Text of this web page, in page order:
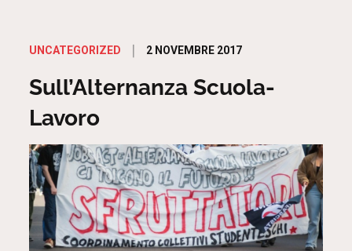
UNCATEGORIZED
Posted
2 NOVEMBRE 2017
Sull’Alternanza Scuola-
Lavoro